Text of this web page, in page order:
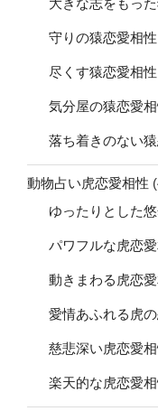
大きな志をもっ
守りの猿恋愛相性
尽くす猿恋愛相性
気分屋の猿恋愛
落ち着きのない
動物占い虎恋愛相性
ゆったりとした
パワフルな虎恋
動きまわる虎恋
愛情あふれる虎
慈悲深い虎恋愛
楽天的な虎恋愛